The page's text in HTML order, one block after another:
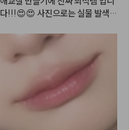
다!!!😍😍 사진으로는 실물 발색이
라펄+핑크펄 섞여서 진짜 영롱하
게 반짝거리구요.✨️ 음영컬러도 진
짜 딱 그림자컬러에요. 쿨핑크 베이
스컬러도 예쁘고, 저 하얀게 크림컨
실러 였더라구요~ 제형도 딱 적당
하고 발색력도 좋고 주름에 끼이지
도 않아요. 팔레트가 예상했던대로